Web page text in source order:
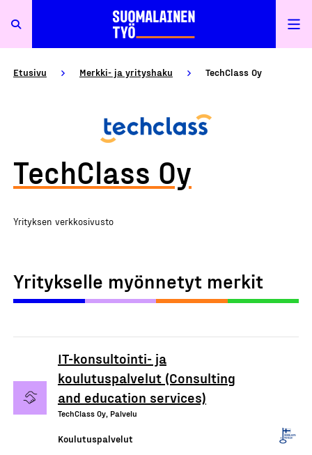
Etusivu Merkki- ja yrityshaku TechClass Oy
TechClass Oy
Yrityksen verkkosivusto
Yritykselle myönnetyt merkit
IT-konsultointi- ja
koulutuspalvelut (Consulting
and education services)
TechClass Oy, Palvelu
Koulutuspalvelut